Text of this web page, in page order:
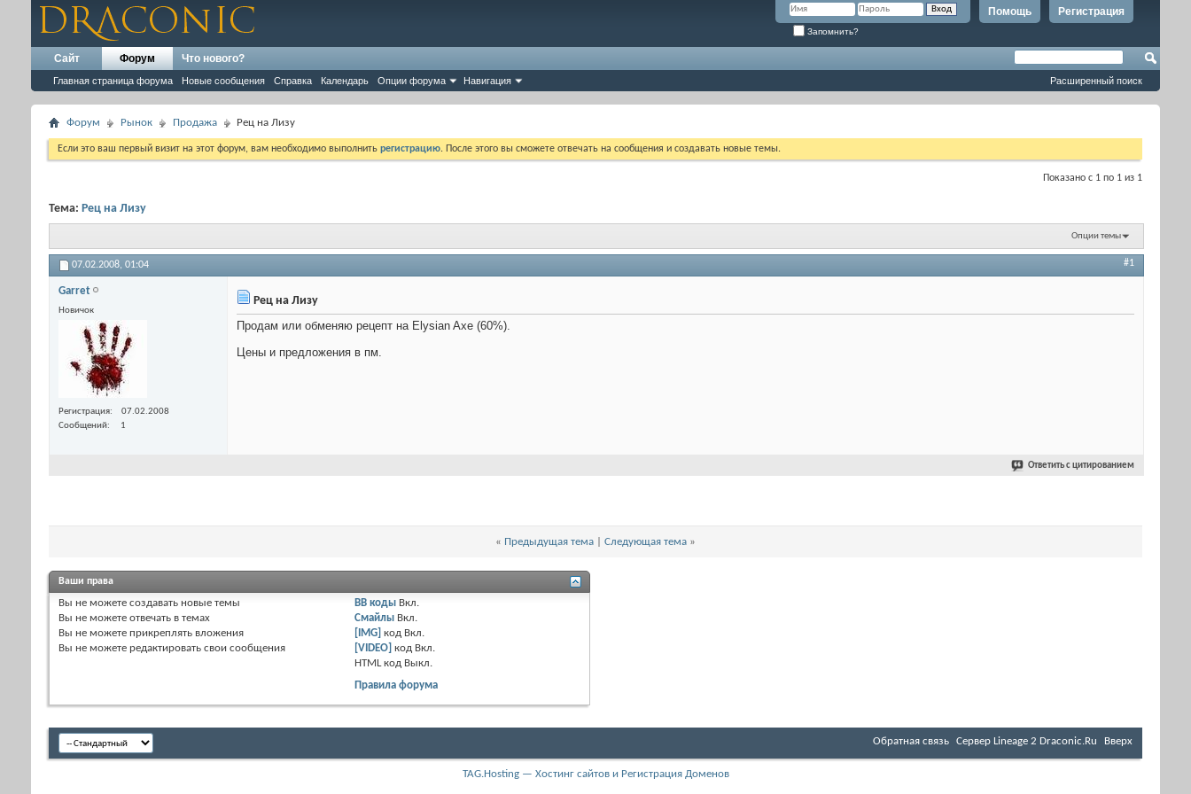
Регистрация
Помощь
Запомнить?
Сайт Форум
Главная страница форума Новые сообщения Справка Календарь Опции форума Навигация
Что нового?
Расширенный поиск
Форум Рынок Продажа Рец на Лизу
Если это ваш первый визит на этот форум, вам необходимо выполнить регистрацию. После этого вы сможете отвечать на сообщения и создавать новые темы.
Показано с 1 по 1 из 1
Тема: Рец на Лизу
Опции темы
07.02.2008, 01:04 #1
Garret
Новичок
Регистрация
07.02.2008
Сообщений
1
Рец на Лизу
Продам или обменяю рецепт на Elysian Axe (60%).
Цены и предложения в пм.
Ответить с цитированием
« Предыдущая тема Следующая тема »
Ваши права
Вы не можете создавать новые темы
Вы не можете отвечать в темах
Вы не можете прикреплять вложения
Вы не можете редактировать свои сообщения
BB коды Вкл.
Смайлы Вкл.
[IMG] код Вкл.
[VIDEO] код Вкл.
HTML код Выкл.
Правила форума
Обратная связь Cервер Lineage 2 Draconic.Ru Вверх
TAG.Hosting — Хостинг сайтов и Регистрация Доменов